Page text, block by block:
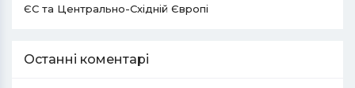
ЄС та Центрально-Східній Європі
Останні коментарі